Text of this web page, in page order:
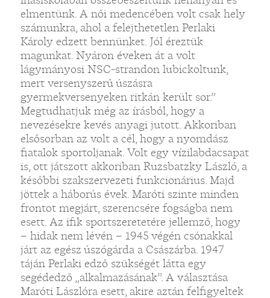
elmentünk. A női medencében volt csak hely
számunkra, ahol a felejthetetlen Perlaki
Károly edzett bennünket. Jól éreztük
magunkat. Nyáron éveken át a volt
lágymányosi NSC-strandon lubickoltunk,
mert versenyszerű úszásra
gyermekversenyeken ritkán került sor.”
Megtudhatjuk még az írásból, hogy a
nevezésekre kevés anyagi jutott. Akkoriban
elsősorban az volt a cél, hogy a nyomdász
fiatalok sportoljanak. Volt egy vízilabdacsapat
is, ott játszott akkoriban Ruzsbatzky László, a
későbbi szakszervezeti funkcionárius. Majd
jöttek a háborús évek. Maróti szinte minden
frontot megjárt, szerencsére fogságba nem
esett. Az ifik sportszeretetére jellemző, hogy
– hidak nem lévén – 1945 végén csónakkal
járt az egész úszógárda a Császárba. 1947
táján Perlaki edző szükségét látta egy
segédedző „alkalmazásának”. A választása
Maróti Lászlóra esett, akire aztán felfigyeltek